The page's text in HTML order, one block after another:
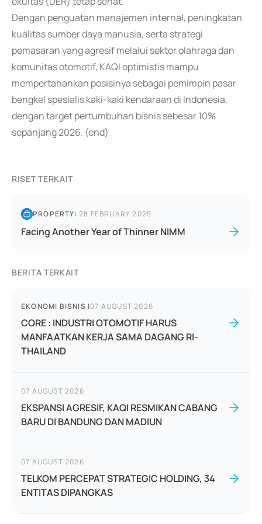
Dengan penguatan manajemen internal, peningkatan
kualitas sumber daya manusia, serta strategi
pemasaran yang agresif melalui sektor olahraga dan
komunitas otomotif, KAQI optimistis mampu
mempertahankan posisinya sebagai pemimpin pasar
bengkel spesialis kaki-kaki kendaraan di Indonesia,
dengan target pertumbuhan bisnis sebesar 10%
sepanjang 2026. (end)
RISET TERKAIT
PROPERTY|28 FEBRUARY 2025
Facing Another Year of Thinner NIMM
BERITA TERKAIT
EKONOMI BISNIS |07 AUGUST 2026
CORE : INDUSTRI OTOMOTIF HARUS
MANFAATKAN KERJA SAMA DAGANG RI-
THAILAND
07 AUGUST 2026
EKSPANSI AGRESIF, KAQI RESMIKAN CABANG
BARU DI BANDUNG DAN MADIUN
07 AUGUST 2026
TELKOM PERCEPAT STRATEGIC HOLDING, 34
ENTITAS DIPANGKAS